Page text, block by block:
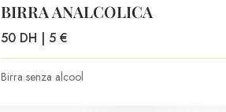
BIRRA ANALCOLICA
50 DH | 5 €
Birra senza alcool